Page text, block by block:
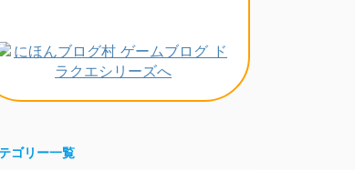
ストーリー
7.6前期ストーリー